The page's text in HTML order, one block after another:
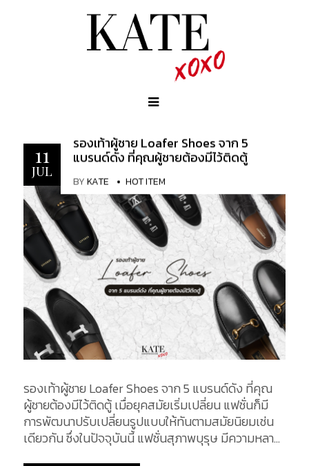
11
JUL
รองเท้าผู้ชาย Loafer Shoes จาก 5
แบรนด์ดัง ที่คุณผู้ชายต้องมีไว้ติดตู้
BYKATE HOT ITEM
รองเท้าผู้ชาย Loafer Shoes จาก 5 แบรนด์ดัง ที่คุณ
ผู้ชายต้องมีไว้ติดตู้ เมื่อยุคสมัยเริ่มเปลี่ยน แฟชั่นก็มี
การพัฒนาปรับเปลี่ยนรูปแบบให้ทันตามสมัยนิยมเช่น
เดียวกัน ซึ่งในปัจจุบันนี้ แฟชั่นสุภาพบุรุษ มีความหลาก